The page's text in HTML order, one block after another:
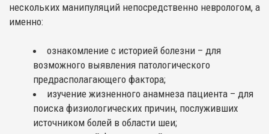
нескольких манипуляций непосредственно неврологом, а
именно:
ознакомление с историей болезни – для
возможного выявления патологического
предрасполагающего фактора;
изучение жизненного анамнеза пациента – для
поиска физиологических причин, послуживших
источником болей в области шеи;